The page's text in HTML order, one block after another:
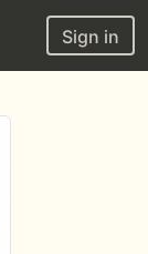
Sign in